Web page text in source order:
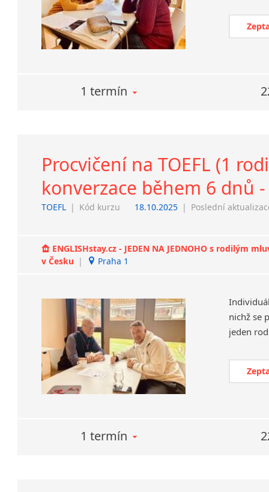
1 termín
Procvičení na TOEFL (1
konverzace během 6 dnů -
TOEFL | Kód kurzu 18.10.2025 | Poslední
ENGLISHstay.cz - JEDEN NA JEDNOHO s rodilým
v Česku | Praha 1
nichž se
1 termín